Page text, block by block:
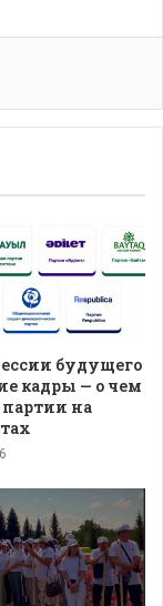
будущего
кадры — о чем
на